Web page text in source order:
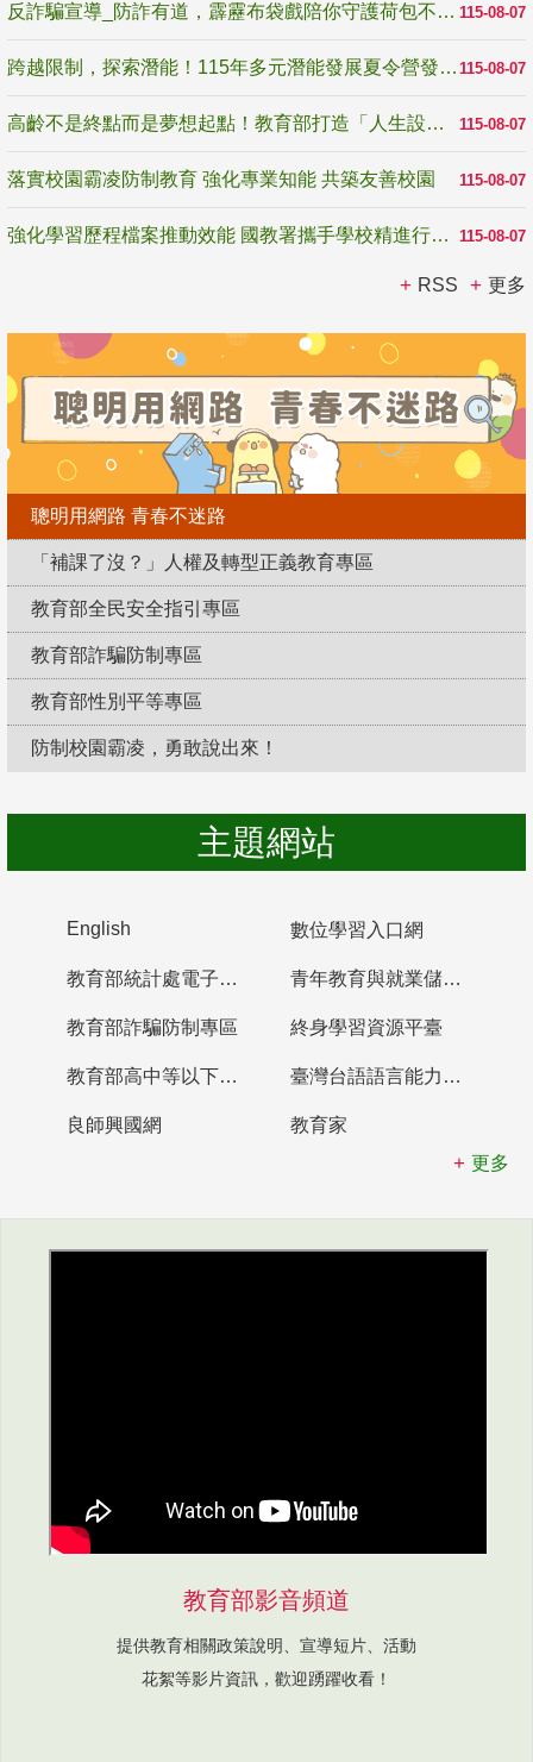
115-08-07
反詐騙宣導_防詐有道，霹靂布袋戲陪你守護荷包不受騙
115-08-07
跨越限制，探索潛能！115年多元潛能發展夏令營發掘生命無限可能
115-08-07
高齡不是終點而是夢想起點！教育部打造「人生設計夢工場」 參展第3屆高齡健康產業博覽會
115-08-07
落實校園霸凌防制教育 強化專業知能 共築友善校園
115-08-07
強化學習歷程檔案推動效能 國教署攜手學校精進行政與教學支持
RSS 更多
聰明用網路 青春不迷路
「補課了沒？」人權及轉型正義教育專區
教育部全民安全指引專區
教育部詐騙防制專區
教育部性別平等專區
防制校園霸凌，勇敢說出來！
主題網站
English 數位學習入口網
教育部統計處電子書櫃 青年教育與就業儲蓄帳戶
教育部詐騙防制專區 終身學習資源平臺
教育部高中等以下學校及幼兒園教師資格檢定考試 臺灣台語語言能力認證網站
良師興國網
教育家
更多
教育部影音頻道
提供教育相關政策說明、宣導短片、活動
花絮等影片資訊，歡迎踴躍收看！